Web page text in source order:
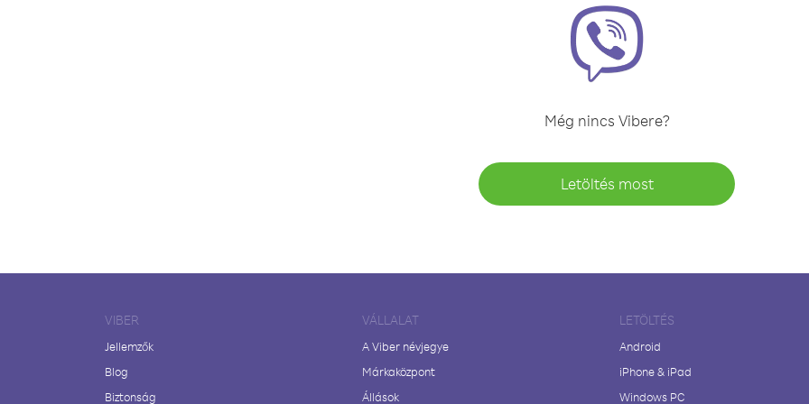
Még nincs Vibere?
Letöltés most
VIBER
Jellemzők
Blog
Biztonság
VÁLLALAT
A Viber névjegye
Márkaközpont
Állások
LETÖLTÉS
Android
iPhone & iPad
Windows PC